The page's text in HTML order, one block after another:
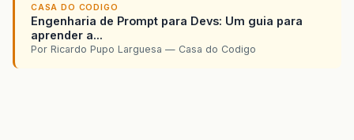
CASA DO CODIGO
Engenharia de Prompt para Devs: Um guia para
aprender a...
Por Ricardo Pupo Larguesa — Casa do Codigo